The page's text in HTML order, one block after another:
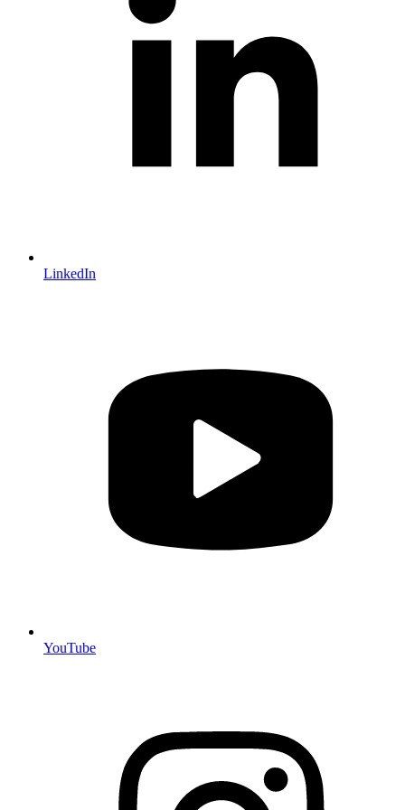
LinkedIn
YouTube